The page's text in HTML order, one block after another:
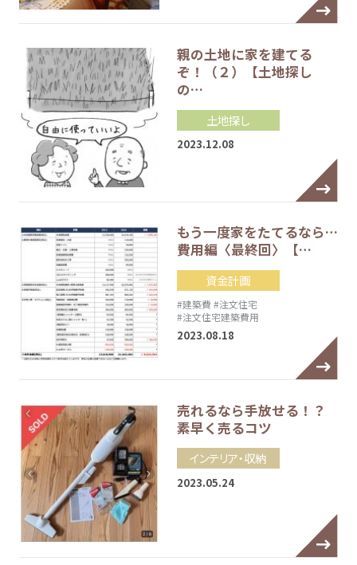
親の土地に家を建てる
ぞ！（２）【土地探し
の…
土地探し
2023.12.08
もう一度家をたてるなら…
費用編〈最終回〉【…
資金計画
#建築費 #注文住宅
#注文住宅建築費用
2023.08.18
売れるなら手放せる！？
素早く売るコツ
インテリア・収納
2023.05.24